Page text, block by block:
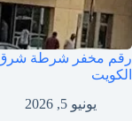
رقم مخفر شرطة شرق
الكويت
يونيو 5, 2026